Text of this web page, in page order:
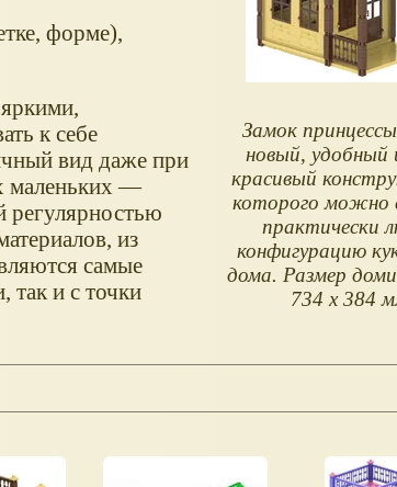
Замок
новый, удобный
красивый
которого можно
практически
конфигурацию
дома. Размер
734 х 384
форме),
к себе
вид даже при
маленьких —
регулярностью
из
самые
так и с точки